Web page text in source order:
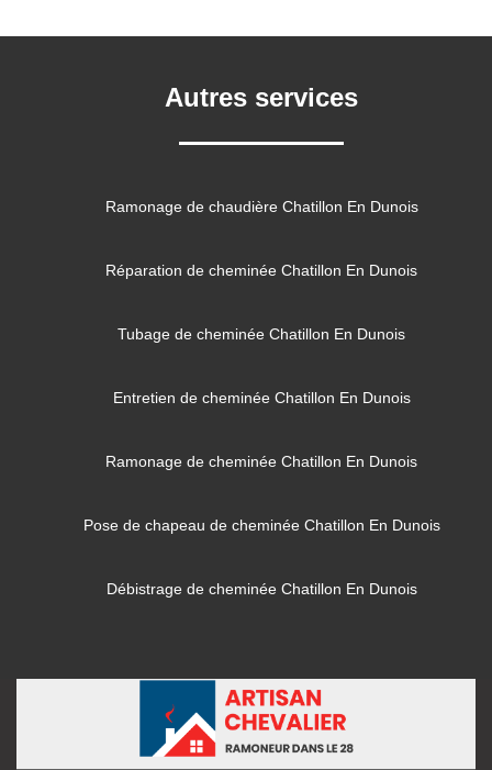
Autres services
Ramonage de chaudière Chatillon En Dunois
Réparation de cheminée Chatillon En Dunois
Tubage de cheminée Chatillon En Dunois
Entretien de cheminée Chatillon En Dunois
Ramonage de cheminée Chatillon En Dunois
Pose de chapeau de cheminée Chatillon En Dunois
Débistrage de cheminée Chatillon En Dunois